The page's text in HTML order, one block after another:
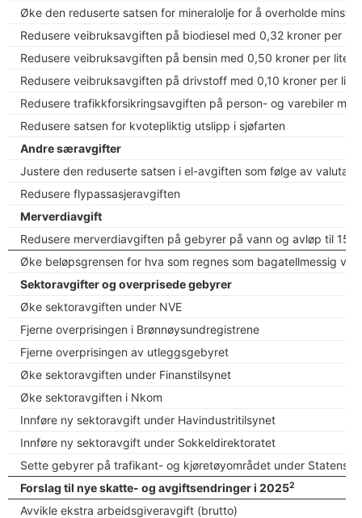
Øke den reduserte satsen for mineralolje for å overholde
Redusere veibruksavgiften på biodiesel med 0,32 kroner per
Redusere veibruksavgiften på bensin med 0,50 kroner per liter
Redusere veibruksavgiften på drivstoff med 0,10 kroner per liter
Redusere trafikkforsikringsavgiften på person- og varebiler
Redusere satsen for kvotepliktig utslipp i sjøfarten
Andre særavgifter
Justere den reduserte satsen i el-avgiften som følge av
Redusere flypassasjeravgiften
Merverdiavgift
Redusere merverdiavgiften på gebyrer på vann og avløp til 15
Øke beløpsgrensen for hva som regnes som bagatellmessig
Sektoravgifter og overprisede gebyrer
Øke sektoravgiften under NVE
Fjerne overprisingen i Brønnøysundregistrene
Fjerne overprisingen av utleggsgebyret
Øke sektoravgiften under Finanstilsynet
Øke sektoravgiften i Nkom
Innføre ny sektoravgift under Havindustritilsynet
Innføre ny sektoravgift under Sokkeldirektoratet
Sette gebyrer på trafikant- og kjøretøyområdet under Statens
Forslag til nye skatte- og avgiftsendringer i 20252
Avvikle ekstra arbeidsgiveravgift (brutto)